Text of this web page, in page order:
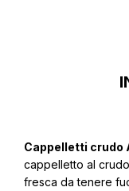
Cappelletti crudo
cappelletto al
fresca da tenere